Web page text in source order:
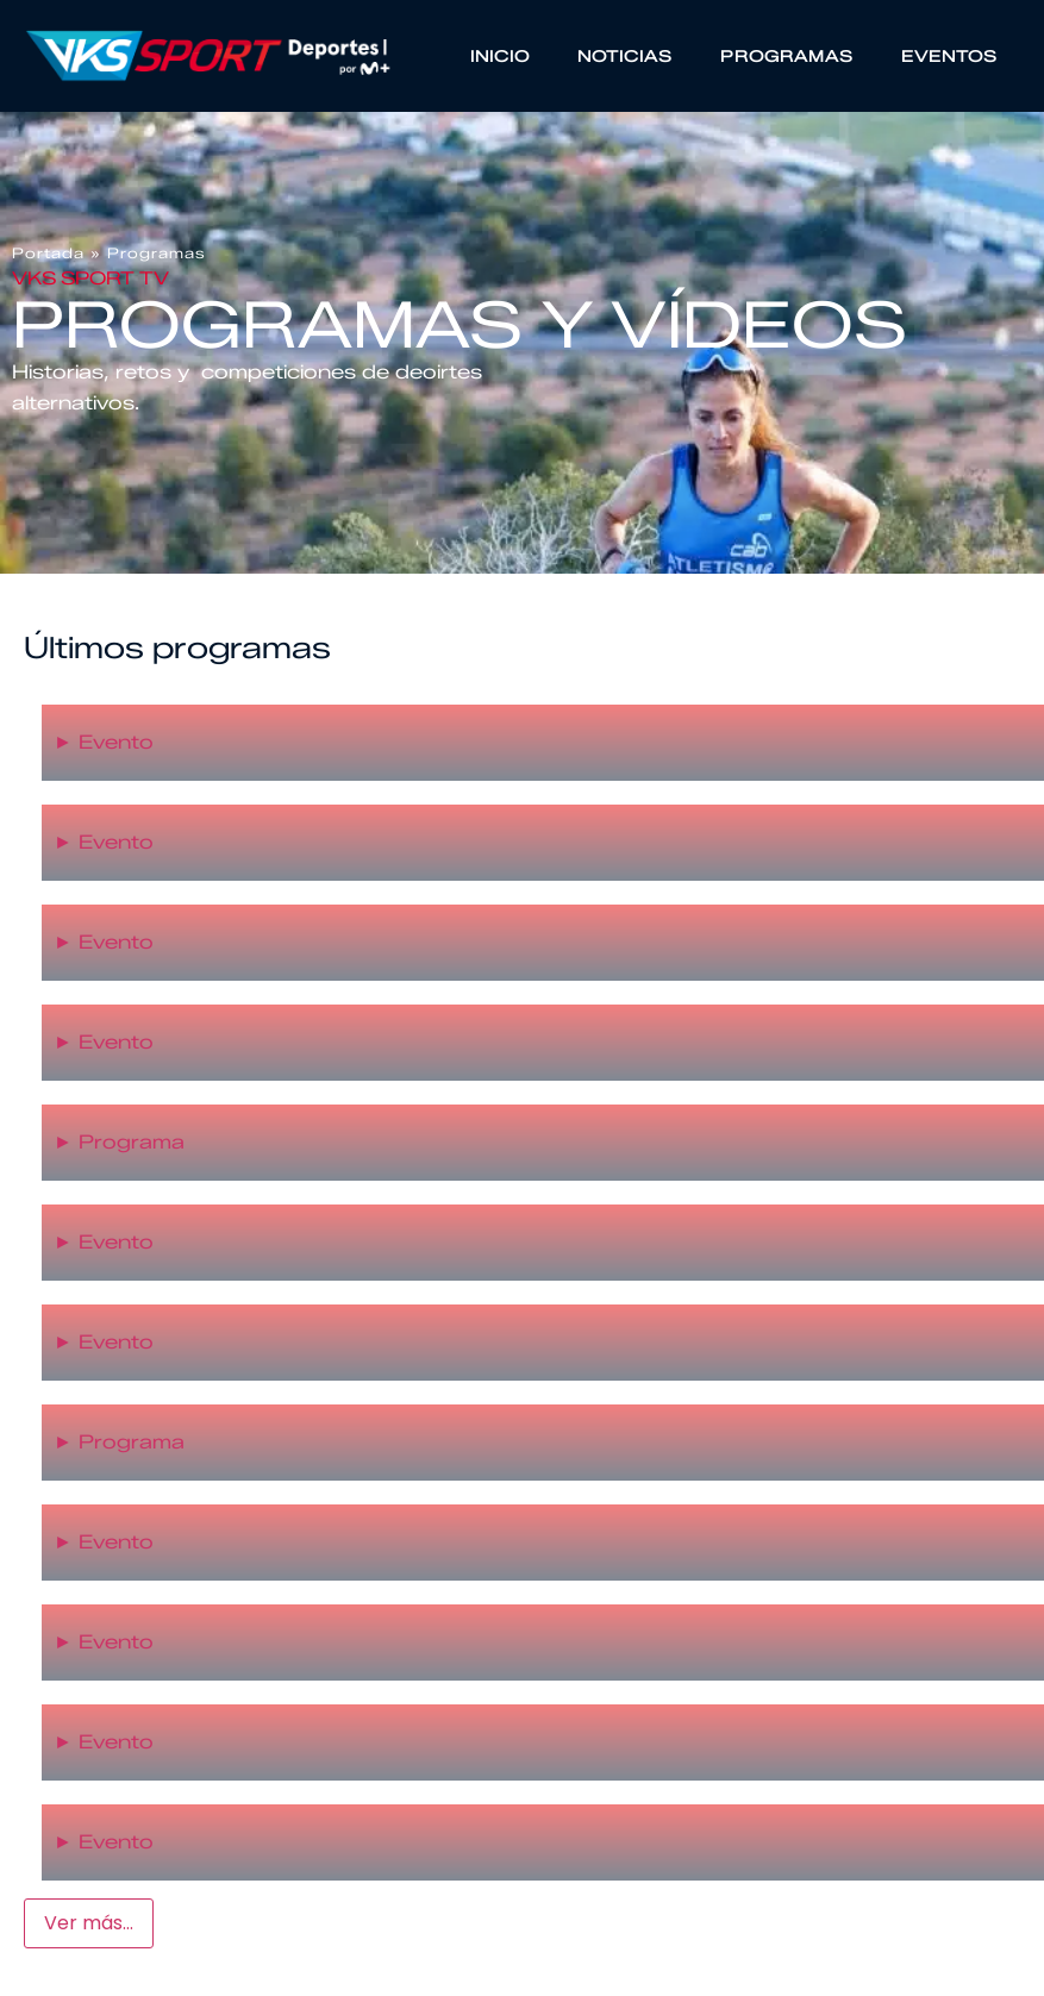
INICIO NOTICIAS PROGRAMAS EVENTOS
Portada»Programas
VKS SPORT TV
PROGRAMAS Y VÍDEOS
Historias, retos y competiciones de deoirtes
alternativos.
Últimos programas
► Evento
► Evento
► Evento
► Evento
► Programa
► Evento
► Evento
► Programa
► Evento
► Evento
► Evento
► Evento
Ver más...